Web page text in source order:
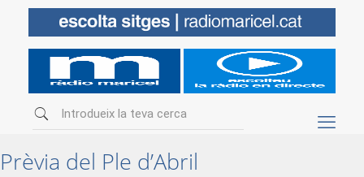
Prèvia del Ple d’Abril